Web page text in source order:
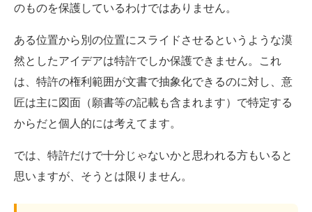
のものを保護しているわけではありません。
ある位置から別の位置にスライドさせるというような漠
然としたアイデアは特許でしか保護できません。これ
は、特許の権利範囲が文書で抽象化できるのに対し、意
匠は主に図面（願書等の記載も含まれます）で特定する
からだと個人的には考えてます。
では、特許だけで十分じゃないかと思われる方もいると
思いますが、そうとは限りません。